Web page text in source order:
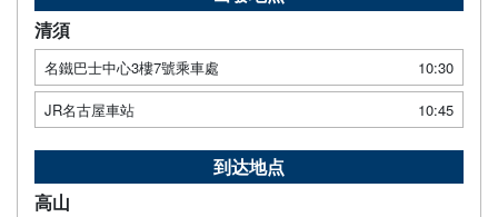
清須
名鐵巴士中心3樓7號乘車處
10:30
JR名古屋車站
10:45
到达地点
高山